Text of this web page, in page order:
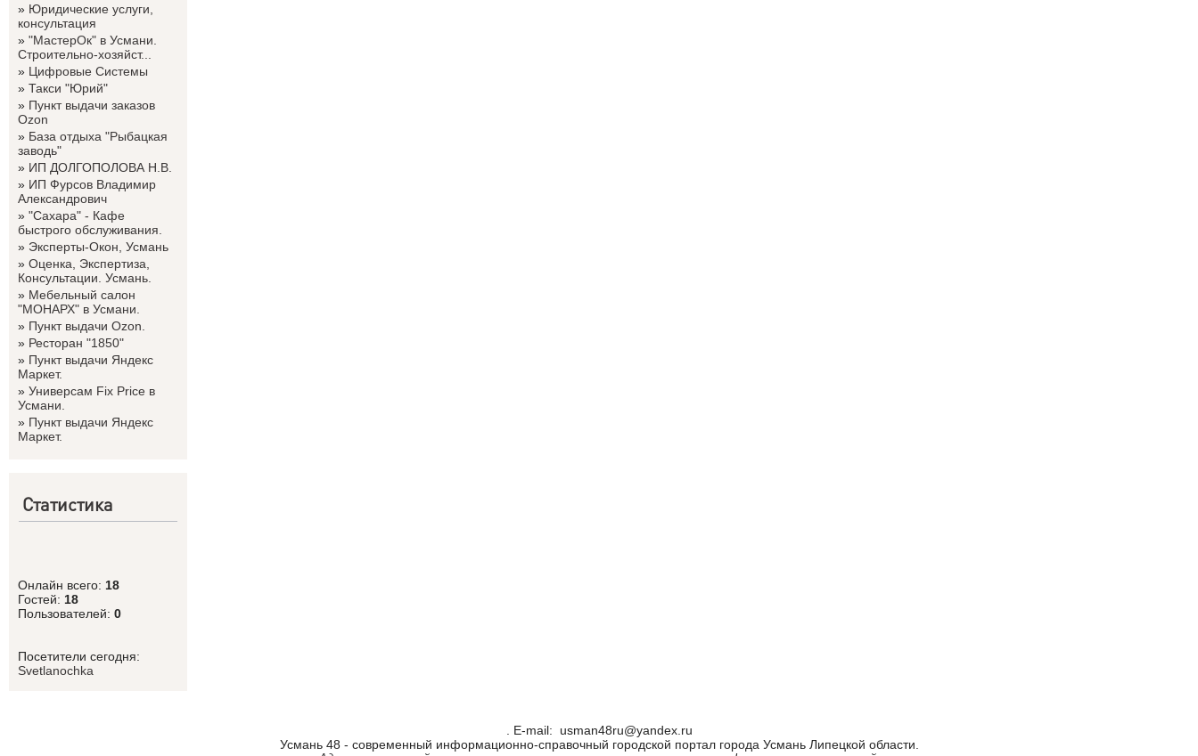
» Юридические услуги,
консультация
» "МастерОк" в Усмани.
Строительно-хозяйст...
» Цифровые Системы
» Такси "Юрий"
» Пункт выдачи заказов
Ozon
» База отдыха "Рыбацкая
заводь"
» ИП ДОЛГОПОЛОВА Н.В.
» ИП Фурсов Владимир
Александрович
» "Сахара" - Кафе
быстрого обслуживания.
» Эксперты-Окон, Усмань
» Оценка, Экспертиза,
Консультации. Усмань.
» Мебельный салон
"МОНАРХ" в Усмани.
» Пункт выдачи Ozon.
» Ресторан "1850"
» Пункт выдачи Яндекс
Маркет.
» Универсам Fix Price в
Усмани.
» Пункт выдачи Яндекс
Маркет.
Статистика
Онлайн всего: 18
Гостей: 18
Пользователей: 0
Посетители сегодня:
Svetlanоchka
. Е-mail: usman48ru@yandex.ru
Усмань 48 - современный информационно-справочный городской портал города Усмань Липецкой области.